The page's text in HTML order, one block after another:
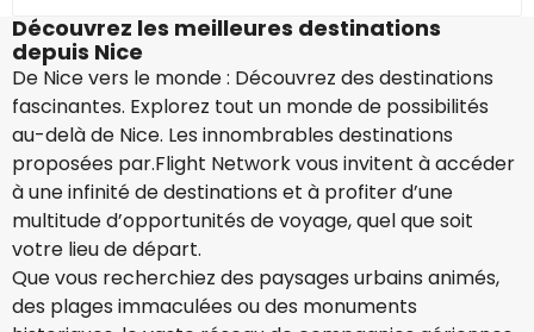
Découvrez les meilleures destinations
depuis Nice
De Nice vers le monde : Découvrez des destinations
fascinantes. Explorez tout un monde de possibilités
au-delà de Nice. Les innombrables destinations
proposées par.Flight Network vous invitent à accéder
à une infinité de destinations et à profiter d’une
multitude d’opportunités de voyage, quel que soit
votre lieu de départ.
Que vous recherchiez des paysages urbains animés,
des plages immaculées ou des monuments